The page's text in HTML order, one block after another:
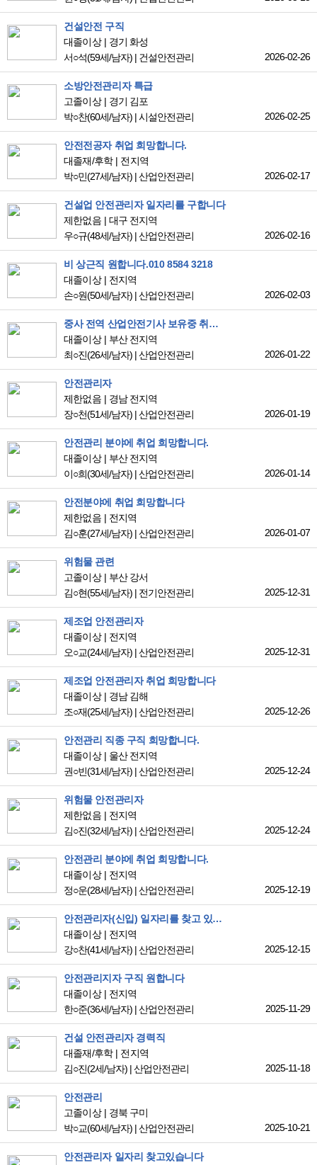
건설안전 구직
대졸이상
경기 화성
서○석(59세/남자) | 건설안전관리 2026-02-26
소방안전관리자 특급
고졸이상
경기 김포
박○찬(60세/남자) |시설안전관리 2026-02-25
안전전공자 취업 희망합니다.
대졸재/후학
전지역
박○민(27세/남자) |산업안전관리 2026-02-17
건설업 안전관리자 일자리를 구합니다
제한없음
대구 전지역
우○규(48세/남자) |산업안전관리 2026-02-16
비 상근직 원합니다.010 8584 3218
대졸이상
전지역
손○원(50세/남자) |산업안전관리 2026-02-03
중사 전역 산업안전기사 보유중 취업희망합니다.
대졸이상
부산 전지역
최○진(26세/남자) |산업안전관리 2026-01-22
안전관리자
제한없음
경남 전지역
장○천(51세/남자) |산업안전관리 2026-01-19
안전관리 분야에 취업 희망합니다.
대졸이상
부산 전지역
이○희(30세/남자) |산업안전관리 2026-01-14
안전분야에 취업 희망합니다
제한없음
전지역
김○훈(27세/남자) |산업안전관리 2026-01-07
위험물 관련
고졸이상
부산 강서
김○현(55세/남자) | 전기안전관리 2025-12-31
제조업 안전관리자
대졸이상
전지역
오○교(24세/남자) |산업안전관리 2025-12-31
제조업 안전관리자 취업 희망합니다
대졸이상
경남 김해
조○재(25세/남자) |산업안전관리 2025-12-26
안전관리 직종 구직 희망합니다.
대졸이상
울산 전지역
권○빈(31세/남자) |산업안전관리 2025-12-24
위험물 안전관리자
제한없음
전지역
김○진(32세/남자) |산업안전관리 2025-12-24
안전관리 분야에 취업 희망합니다.
대졸이상
전지역
정○운(28세/남자) |산업안전관리 2025-12-19
안전관리자(신입) 일자리를 찾고 있습니다.
대졸이상
전지역
강○찬(41세/남자) |산업안전관리 2025-12-15
안전관리지자 구직 원합니다
대졸이상
전지역
한○준(36세/남자) |산업안전관리 2025-11-29
건설 안전관리자 경력직
대졸재/후학
전지역
김○진(2세/남자) |산업안전관리 2025-11-18
안전관리
고졸이상
경북 구미
박○교(60세/남자) |산업안전관리 2025-10-21
안전관리자 일자리 찾고있습니다